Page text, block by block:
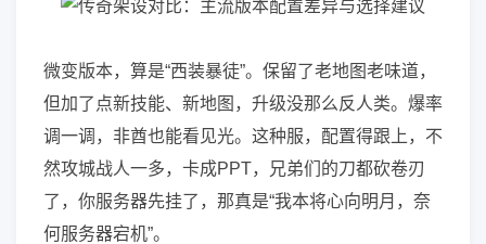
微变版本，算是“西装暴徒”。保留了老地图老味道，
但加了点新技能、新地图，升级没那么反人类。爆率
调一调，非酋也能看见光。这种服，配置得跟上，不
然攻城战人一多，卡成PPT，兄弟们的刀都砍卷刃
了，你服务器先挂了，那真是“我本将心向明月，奈
何服务器宕机”。